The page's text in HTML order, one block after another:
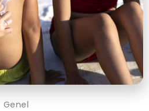
Genel